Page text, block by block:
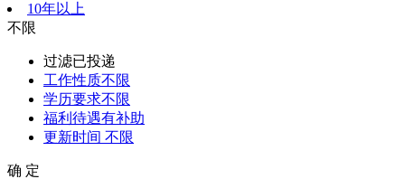
10年以上
不限
过滤已投递
工作性质不限
学历要求不限
福利待遇有补助
更新时间 不限
确 定